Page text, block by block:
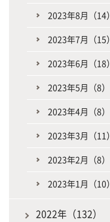
2023年8月（14）
2023年7月（15）
2023年6月（18）
2023年5月（8）
2023年4月（8）
2023年3月（11）
2023年2月（8）
2023年1月（10）
2022年（132）